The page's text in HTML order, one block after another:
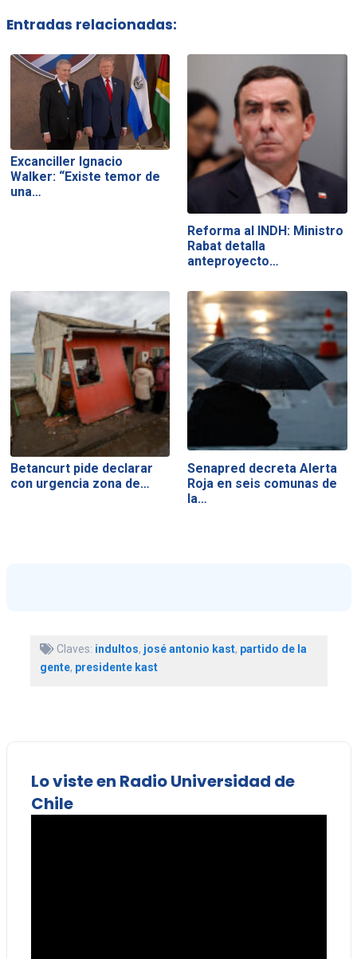
Entradas relacionadas:
Excanciller Ignacio
Walker: “Existe temor de
una…
Reforma al INDH: Ministro
Rabat detalla
anteproyecto…
Betancurt pide declarar
con urgencia zona de…
Senapred decreta Alerta
Roja en seis comunas de
la…
Claves: indultos, josé antonio kast, partido de la
gente, presidente kast
Lo viste en Radio Universidad de
Chile